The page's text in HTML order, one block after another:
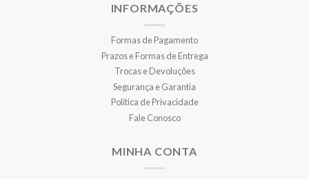
INFORMAÇÕES
Formas de Pagamento
Prazos e Formas de Entrega
Trocas e Devoluções
Segurança e Garantia
Política de Privacidade
Fale Conosco
MINHA CONTA